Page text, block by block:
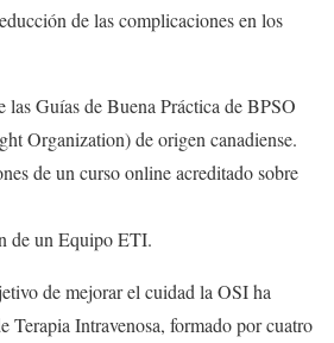
de las complicaciones en los
las Guías de Buena Práctica de BPSO
Organization) de origen canadiense.
de un curso online acreditado sobre
de un Equipo ETI.
de mejorar el cuidad la OSI ha
Terapia Intravenosa, formado por cuatro